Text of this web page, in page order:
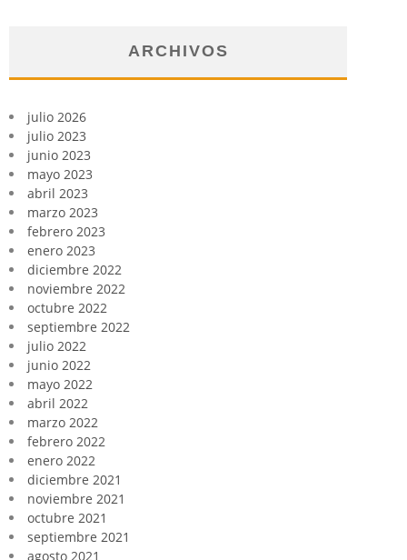
ARCHIVOS
julio 2026
julio 2023
junio 2023
mayo 2023
abril 2023
marzo 2023
febrero 2023
enero 2023
diciembre 2022
noviembre 2022
octubre 2022
septiembre 2022
julio 2022
junio 2022
mayo 2022
abril 2022
marzo 2022
febrero 2022
enero 2022
diciembre 2021
noviembre 2021
octubre 2021
septiembre 2021
agosto 2021